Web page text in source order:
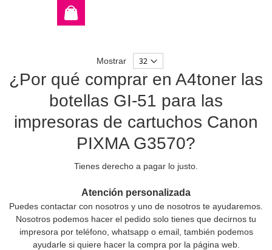
Mostrar
¿Por qué comprar en A4toner las
botellas GI-51 para las
impresoras de cartuchos Canon
PIXMA G3570?
Tienes derecho a pagar lo justo.
Atención personalizada
Puedes contactar con nosotros y uno de nosotros te ayudaremos.
Nosotros podemos hacer el pedido solo tienes que decirnos tu
impresora por teléfono, whatsapp o email, también podemos
ayudarle si quiere hacer la compra por la página web.